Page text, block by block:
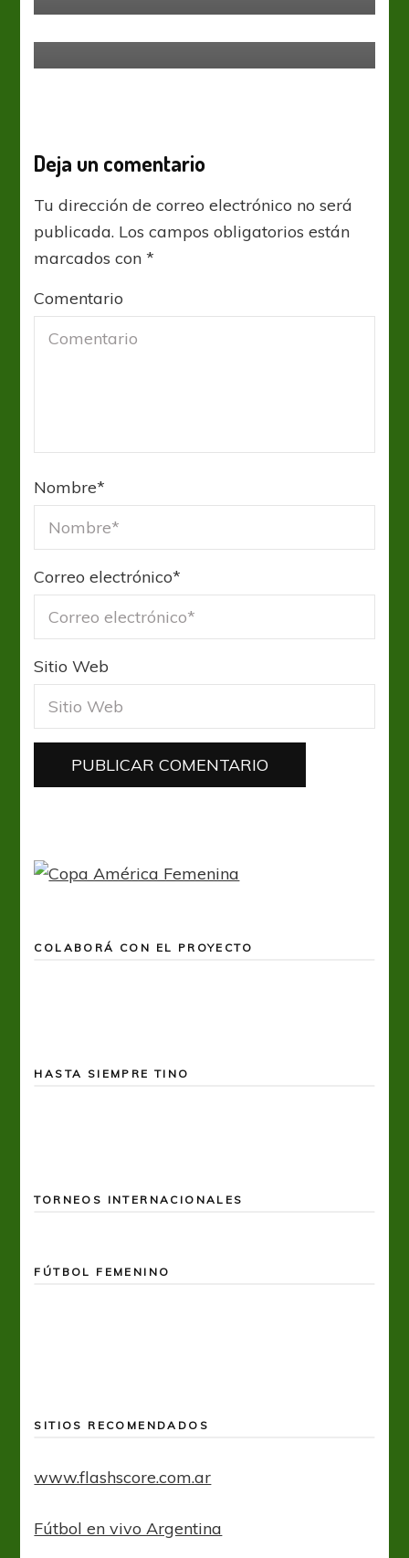
Deja un comentario
Tu dirección de correo electrónico no será
publicada. Los campos obligatorios están
marcados con*
Comentario
Nombre*
Correo electrónico*
Sitio Web
COLABORÁ CON EL PROYECTO
HASTA SIEMPRE TINO
TORNEOS INTERNACIONALES
FÚTBOL FEMENINO
SITIOS RECOMENDADOS
www.flashscore.com.ar
Fútbol en vivo Argentina